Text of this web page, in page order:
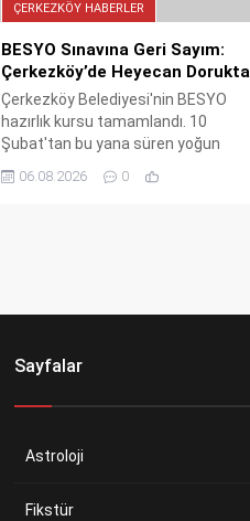
ÇERKEZKÖY HABERLER
BESYO Sınavına Geri Sayım:
Çerkezköy’de Heyecan Dorukta
Çerkezköy Belediyesi'nin BESYO
hazırlık kursu tamamlandı. 10
Şubat'tan bu yana süren yoğun
antrenmanlarla gençler, özel
yetenek sınavlarına hazır hale geldi.
06.08.2026 0
Sayfalar
Astroloji
Fikstür